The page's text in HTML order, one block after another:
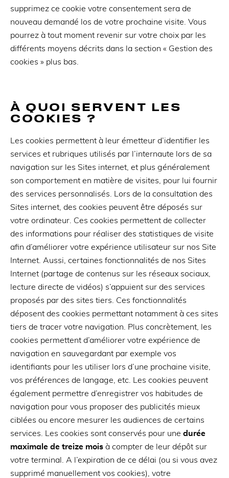
supprimez ce cookie votre consentement sera de
nouveau demandé los de votre prochaine visite. Vous
pourrez à tout moment revenir sur votre choix par les
différents moyens décrits dans la section « Gestion des
cookies » plus bas.
À QUOI SERVENT LES
COOKIES ?
Les cookies permettent à leur émetteur d’identifier les
services et rubriques utilisés par l’internaute lors de sa
navigation sur les Sites internet, et plus généralement
son comportement en matière de visites, pour lui fournir
des services personnalisés. Lors de la consultation des
Sites internet, des cookies peuvent être déposés sur
votre ordinateur. Ces cookies permettent de collecter
des informations pour réaliser des statistiques de visite
afin d’améliorer votre expérience utilisateur sur nos Site
Internet. Aussi, certaines fonctionnalités de nos Sites
Internet (partage de contenus sur les réseaux sociaux,
lecture directe de vidéos) s’appuient sur des services
proposés par des sites tiers. Ces fonctionnalités
déposent des cookies permettant notamment à ces sites
tiers de tracer votre navigation. Plus concrètement, les
cookies permettent d’améliorer votre expérience de
navigation en sauvegardant par exemple vos
identifiants pour les utiliser lors d’une prochaine visite,
vos préférences de langage, etc. Les cookies peuvent
également permettre d’enregistrer vos habitudes de
navigation pour vous proposer des publicités mieux
ciblées ou encore mesurer les audiences de certains
services. Les cookies sont conservés pour une durée
maximale de treize mois à compter de leur dépôt sur
votre terminal. A l’expiration de ce délai (ou si vous avez
supprimé manuellement vos cookies), votre